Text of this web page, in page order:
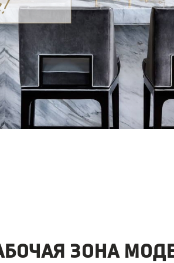
зона